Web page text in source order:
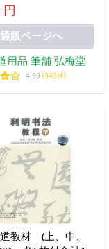
通販ページへ
用品 筆舗 弘梅堂
4.59 (343件)
教材 (上、中、